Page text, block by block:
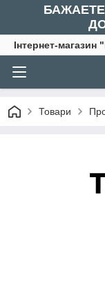
БАЖАЕТЕ
Інтернет-магазин
Товари